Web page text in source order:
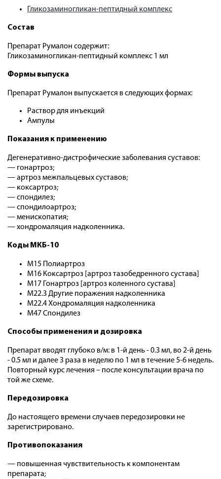
Гликозаминогликан-пептидный комплекс
Состав
Препарат Румалон содержит:
Гликозаминогликан-пептидный комплекс 1 мл
Формы выпуска
Препарат Румалон выпускается в следующих формах:
Раствор для инъекций
Ампулы
Показания к применению
Дегенеративно-дистрофические заболевания суставов:
— гонартроз;
— артроз межпальцевых суставов;
— коксартроз;
— спондилез;
— спондилоартроз;
— менископатия;
— хондромаляция надколенника.
Коды МКБ-10
M15 Полиартроз
M16 Коксартроз [артроз тазобедренного сустава]
M17 Гонартроз [артроз коленного сустава]
M22.3 Другие поражения надколенника
M22.4 Хондромаляция надколенника
M47 Спондилез
Способы применения и дозировка
Препарат вводят глубоко в/м: в 1-й день - 0.3 мл, во 2-й день
- 0.5 мл и далее 3 раза в неделю по 1 мл в течение 5-6 недель.
Повторный курс лечения – после консультации врача по
той же схеме.
Передозировка
До настоящего времени случаев передозировки не
зарегистрировано.
Противопоказания
— повышенная чувствительность к компонентам
препарата;